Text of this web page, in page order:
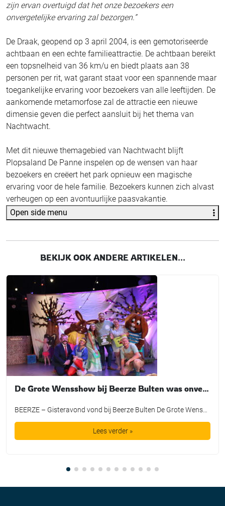
zijn ervan overtuigd dat het onze bezoekers een
onvergetelijke ervaring zal bezorgen.”
De Draak, geopend op 3 april 2004, is een gemotoriseerde
achtbaan en een echte familieattractie. De achtbaan bereikt
een topsnelheid van 36 km/u en biedt plaats aan 38
personen per rit, wat garant staat voor een spannende maar
toegankelijke ervaring voor bezoekers van alle leeftijden. De
aankomende metamorfose zal de attractie een nieuwe
dimensie geven die perfect aansluit bij het thema van
Nachtwacht.
Met dit nieuwe themagebied van Nachtwacht blijft
Plopsaland De Panne inspelen op de wensen van haar
bezoekers en creëert het park opnieuw een magische
ervaring voor de hele familie. Bezoekers kunnen zich alvast
verheugen op een avontuurlijke paasvakantie.
Open side menu
BEKIJK OOK ANDERE ARTIKELEN...
De Grote Wensshow bij Beerze Bulten was onvergetelijk
Lees verder »